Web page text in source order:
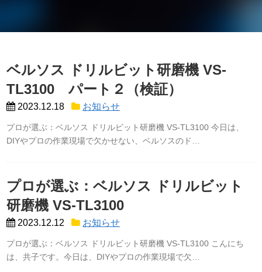
ベルソス ドリルビット研磨機 VS-
TL3100 パート２（検証）
2023.12.18 お知らせ
プロが選ぶ：ベルソス ドリルビット研磨機 VS-TL3100 今日は、
DIYやプロの作業現場で欠かせない、ベルソスのド…
プロが選ぶ：ベルソス ドリルビット
研磨機 VS-TL3100
2023.12.12 お知らせ
プロが選ぶ：ベルソス ドリルビット研磨機 VS-TL3100 こんにち
は、共子です。今日は、DIYやプロの作業現場で欠…